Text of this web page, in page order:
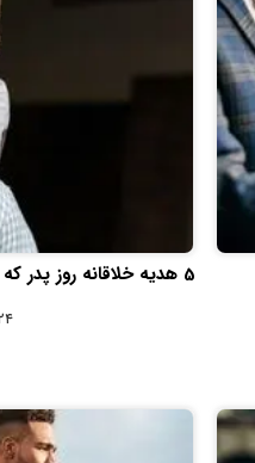
5 هدیه خلاقانه روز پدر که با پول یک جفت جوراب می‌ توان خرید
۲۴ دی